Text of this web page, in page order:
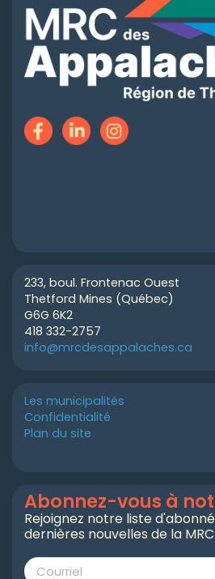
233, boul. Frontenac Ouest
Thetford Mines (Québec)
G6G 6K2
418 332-2757
info@mrcdesappalaches.ca
Les municipalités
Confidentialité
Plan du site
Abonnez-vous à
Rejoignez notre liste
dernières nouvelles de la